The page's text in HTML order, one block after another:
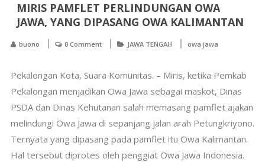
MIRIS PAMFLET PERLINDUNGAN OWA
JAWA, YANG DIPASANG OWA KALIMANTAN
buono 0 Comment JAWA TENGAH owa jawa
Pekalongan Kota, Suara Komunitas. – Miris, ketika Pemkab
Pekalongan menjadikan Owa Jawa sebagai maskot, Dinas
PSDA dan Dinas Kehutanan salah memasang pamflet ajakan
melindungi Owa Jawa di sepanjang jalan arah Petungkriyono.
Ternyata yang dipasang pada pamflet itu Owa Kalimantan.
Hal tersebut diprotes oleh penggiat Owa Jawa Indonesia.